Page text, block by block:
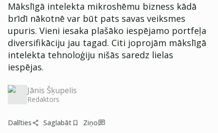
Mākslīgā intelekta mikroshēmu bizness kādā
brīdī nākotnē var būt pats savas veiksmes
upuris. Vieni iesaka plašāko iespējamo portfeļa
diversifikāciju jau tagad. Citi joprojām mākslīgā
intelekta tehnoloģiju nišās saredz lielas
iespējas.
Jānis Šķupelis
Redaktors
Dalīties Saglabāt Ziņo